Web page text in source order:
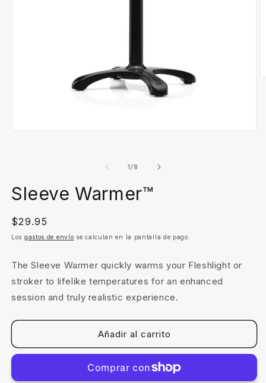
ventana
modal
1/de
8
Sleeve Warmer™
Precio
habitual
$29.95
Los gastos de envío se calculan en la pantalla de pago.
The Sleeve Warmer quickly warms your Fleshlight or
stroker to lifelike temperatures for an enhanced
session and truly realistic experience.
Añadir al carrito